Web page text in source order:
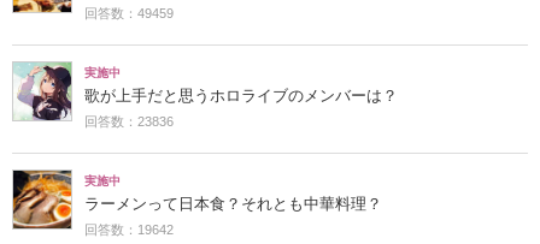
回答数：49459
実施中
歌が上手だと思うホロライブのメンバーは？
回答数：23836
実施中
ラーメンって日本食？それとも中華料理？
回答数：19642